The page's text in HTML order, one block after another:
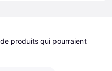
produits qui pourraient